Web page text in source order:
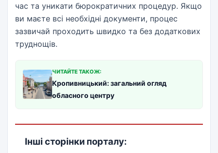
час та уникати бюрократичних процедур. Якщо
ви маєте всі необхідні документи, процес
зазвичай проходить швидко та без додаткових
труднощів.
ЧИТАЙТЕ ТАКОЖ:
Кропивницький: загальний огляд
обласного центру
Інші сторінки порталу: